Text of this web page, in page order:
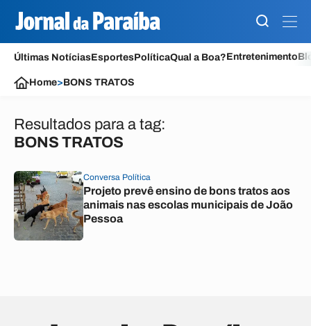
Últimas NotíciasEsportesPolíticaQual a Boa?Entretenimento
Home>BONS TRATOS
Resultados para a tag:
BONS TRATOS
Conversa Política
Projeto prevê ensino de bons tratos aos
animais nas escolas municipais de João
Pessoa